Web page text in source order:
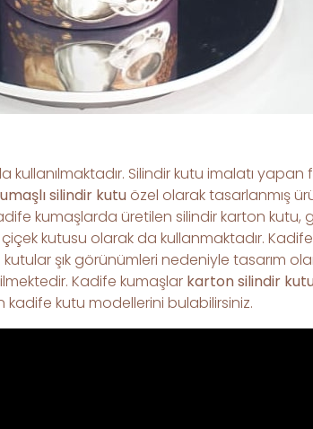
Silindir kutu imalatı
silindir kutu özel olarak tasarlanmış
kumaşlarda üretilen silindir karton kutu,
kutusu olarak da kullanmaktadır.
şık görünümleri nedeniyle tasarım
Kadife kumaşlar karton silindir
kadife kutu modellerini bulabilirsiniz.